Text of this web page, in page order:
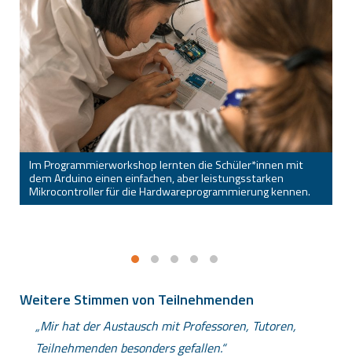
Im Programmierworkshop lernten die Schüler*innen mit
dem Arduino einen einfachen, aber leistungsstarken
Mikrocontroller für die Hardwareprogrammierung kennen.
Weitere Stimmen von Teilnehmenden
Mir hat der Austausch mit Professoren, Tutoren,
Teilnehmenden besonders gefallen.